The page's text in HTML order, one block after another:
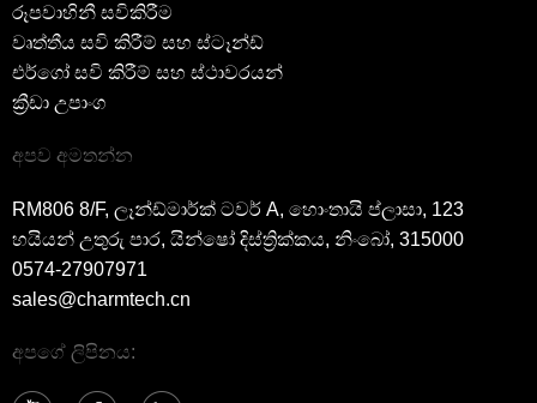
රූපවාහිනී සවිකිරීම
වෘත්තීය සවි කිරීම් සහ ස්ටෑන්ඩ්
එර්ගෝ සවි කිරීම් සහ ස්ථාවරයන්
ක්‍රීඩා උපාංග
අපව අමතන්න
RM806 8/F, ලෑන්ඩ්මාර්ක් ටවර් A, හොංතායි ප්ලාසා, 123
හයියන් උතුරු පාර, යින්ෂෝ දිස්ත්‍රික්කය, නිංබෝ, 315000
0574-27907971
sales@charmtech.cn
අපගේ ලිපිනය: